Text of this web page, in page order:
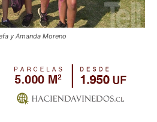
y Amanda Moreno